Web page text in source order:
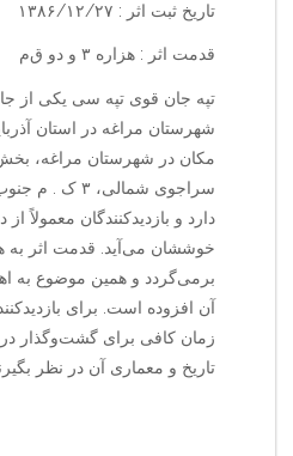
تاریخ ثبت اثر : ۱۳۸۶/۱۲/۲۷
قدمت اثر : هزاره ۳ و دو ق‌م‌
تپه جان قوی تپه سی یکی از
شهرستان مراغه در استان
مکان در شهرستان مراغه،
سراجوی
دارد و بازدیدکنندگان معمولاً
برمی‌گردد و همین موضوع به
آن افزوده است. برای
زمان کافی برای گشت‌وگذار
تاریخ و معماری آن در نظر